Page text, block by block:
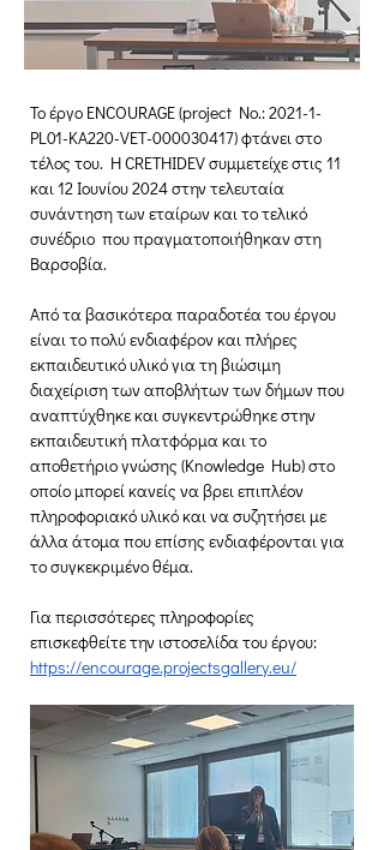
Το έργο ENCOURAGE (project No.: 2021-1-
PL01-KA220-VET-000030417) φτάνει στο
τέλος του.  Η CRETHIDEV συμμετείχε στις 11
και 12 Ιουνίου 2024 στην τελευταία
συνάντηση των εταίρων και το τελικό
συνέδριο  που πραγματοποιήθηκαν στη
Βαρσοβία.
Από τα βασικότερα παραδοτέα του έργου
είναι το πολύ ενδιαφέρον και πλήρες
εκπαιδευτικό υλικό για τη βιώσιμη
διαχείριση των αποβλήτων των δήμων που
αναπτύχθηκε και συγκεντρώθηκε στην
εκπαιδευτική πλατφόρμα και το
αποθετήριο γνώσης (Knowledge Hub) στο
οποίο μπορεί κανείς να βρει επιπλέον
πληροφοριακό υλικό και να συζητήσει με
άλλα άτομα που επίσης ενδιαφέρονται για
το συγκεκριμένο θέμα.
Για περισσότερες πληροφορίες
επισκεφθείτε την ιστοσελίδα του έργου:
https://encourage.projectsgallery.eu/